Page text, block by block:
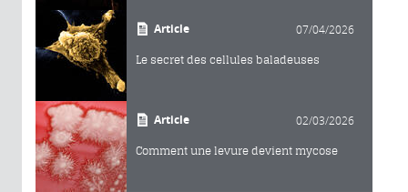
Article 07/04/2026
Le secret des cellules baladeuses
Article 02/03/2026
Comment une levure devient mycose